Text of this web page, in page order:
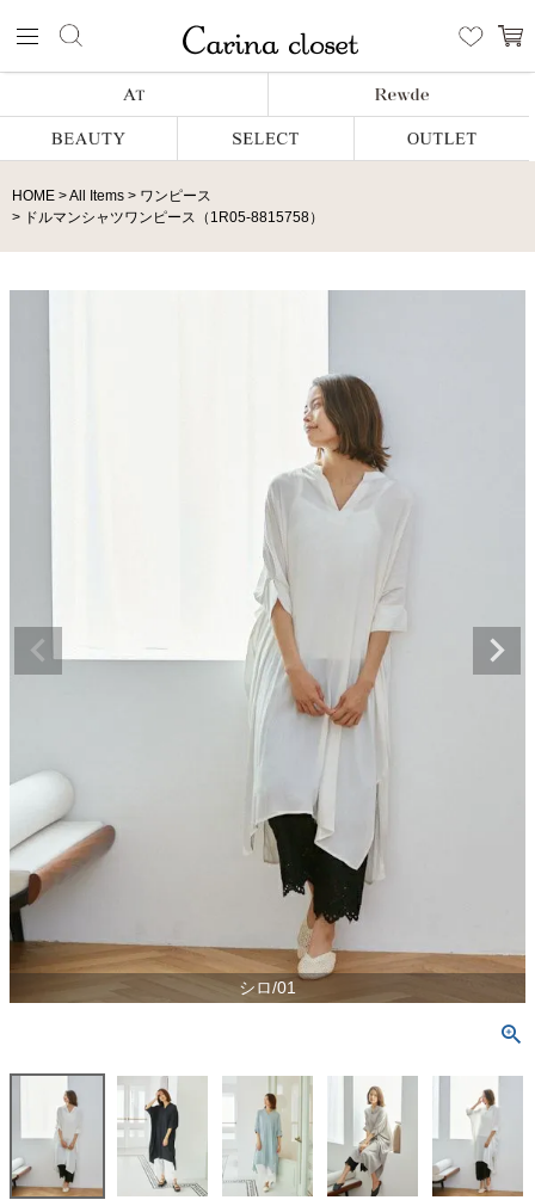
HOME All Items
ワンピース
ドルマンシャツワンピース（1R05-8815758）
シロ/01